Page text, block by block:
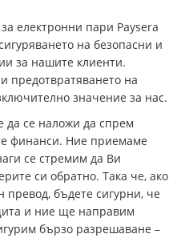
електронни пари Paysera
на безопасни и
за нашите клиенти.
предотвратяването на
значение за нас.
да се наложи да спрем
финанси. Ние приемаме
се стремим да Ви
си обратно. Така че, ако
превод, бъдете сигурни, че
и ние ще направим
бързо разрешаване –